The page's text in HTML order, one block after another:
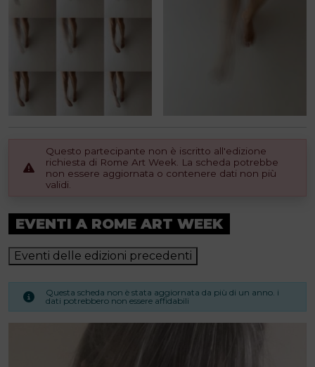
Questo partecipante non è iscritto all'edizione
richiesta di Rome Art Week. La scheda potrebbe
non essere aggiornata o contenere dati non più
validi.
EVENTI A ROME ART WEEK
Eventi delle edizioni precedenti
Questa scheda non è stata aggiornata da più di un anno. i
dati potrebbero non essere affidabili